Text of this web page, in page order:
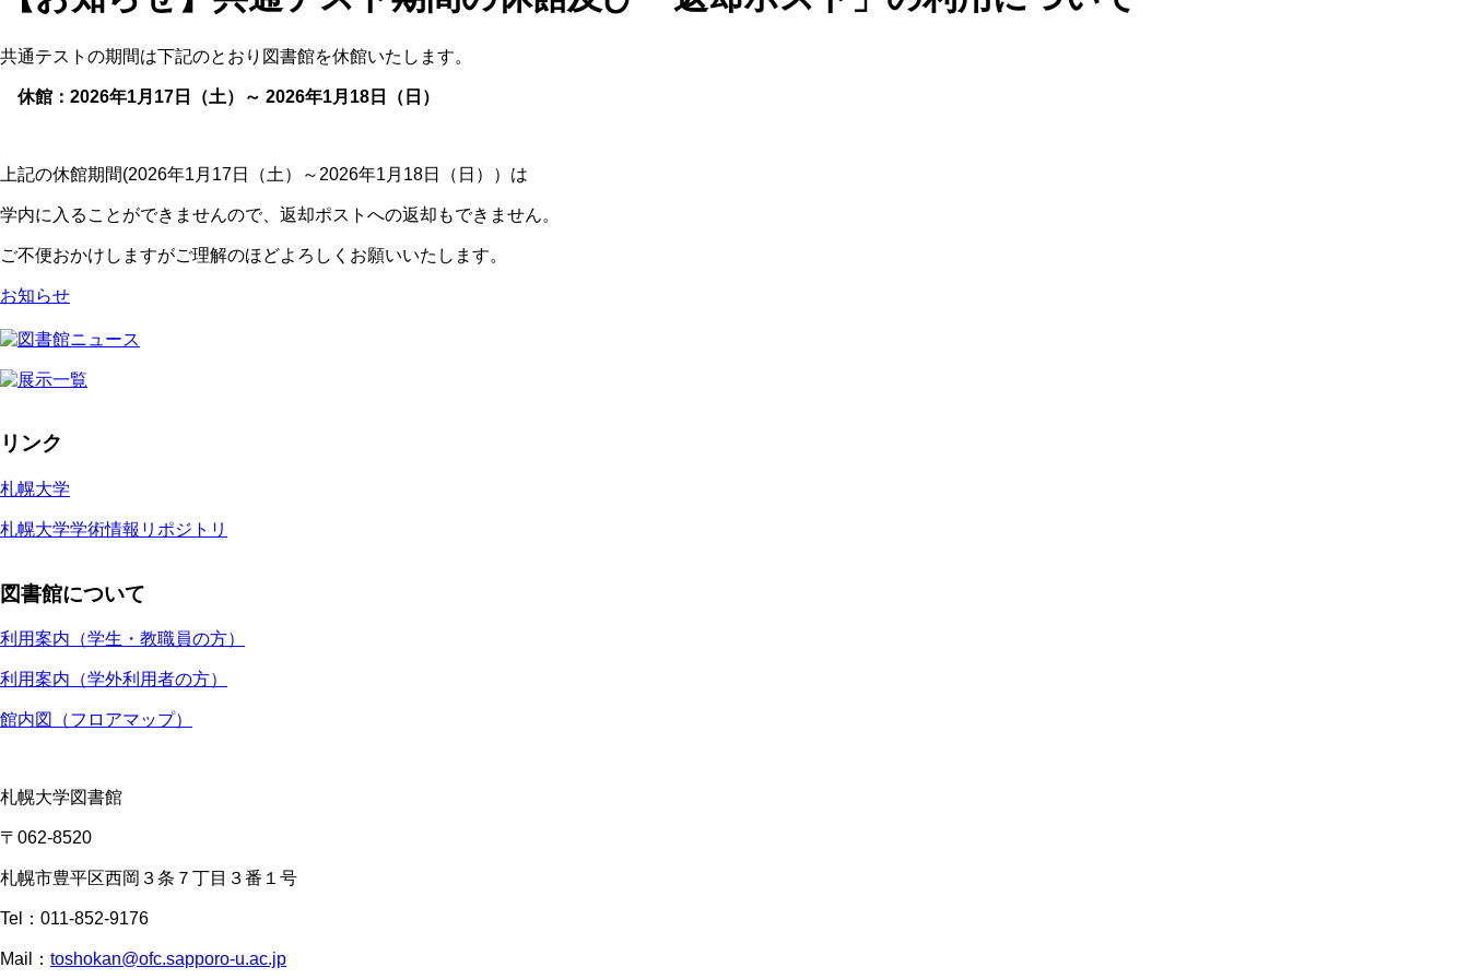
共通テストの期間は下記のとおり図書館を休館いたします。
休館：2026年1月17日（土）～ 2026年1月18日（日）
上記の休館期間(2026年1月17日（土）～2026年1月18日（日））は
学内に入ることができませんので、返却ポストへの返却もできません。
ご不便おかけしますがご理解のほどよろしくお願いいたします。
お知らせ
リンク
札幌大学
札幌大学学術情報リポジトリ
図書館について
利用案内（学生・教職員の方）
利用案内（学外利用者の方）
館内図（フロアマップ）
札幌大学図書館
〒062-8520
札幌市豊平区西岡３条７丁目３番１号
Tel：011-852-9176
Mail： toshokan@ofc.sapporo-u.ac.jp